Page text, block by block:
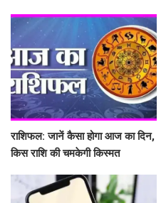
मिली नई जिंदगी
राशिफल: जानें कैसा होगा आज का दिन,
किस राशि की चमकेगी किस्मत